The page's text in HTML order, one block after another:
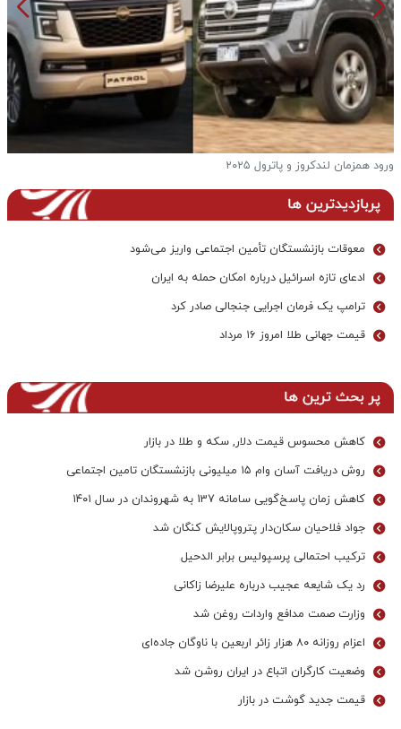
ورود همزمان لندکروز و پاترول ۲۰۲۵
پربازدیدترین ها
معوقات بازنشستگان تأمین اجتماعی واریز می‌شود
ادعای تازه اسرائیل درباره امکان حمله به ایران
ترامپ یک فرمان اجرایی جنجالی صادر کرد
قیمت جهانی طلا امروز ۱۶ مرداد
پر بحث ترین ها
کاهش محسوس قیمت دلار, سکه و طلا در بازار
روش دریافت آسان وام ۱۵ میلیونی بازنشستگان تامین اجتماعی
کاهش زمان پاسخ‌گویی سامانه 137 به شهروندان در سال ۱۴۰۱
جواد فلاحیان سکان‌دار پتروپالایش کنگان شد
ترکیب احتمالی پرسپولیس برابر الدحیل
رد یک شایعه عجیب درباره علیرضا زاکانی
وزارت صمت مدافع واردات روغن شد
اعزام روزانه ۸۰ هزار زائر اربعین با ناوگان جاده‌ای
وضعیت کارگران اتباع در ایران روشن شد
قیمت جدید گوشت در بازار